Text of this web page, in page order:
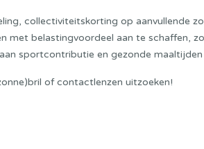
collectiviteitskorting op aanvullende
met belastingvoordeel aan te schaffen,
sportcontributie en gezonde maaltijden
of contactlenzen uitzoeken!